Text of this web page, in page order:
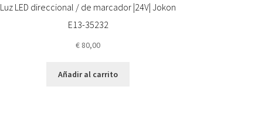
Luz LED direccional / de marcador |24V| Jokon
E13-35232
€ 80,00
Añadir al carrito